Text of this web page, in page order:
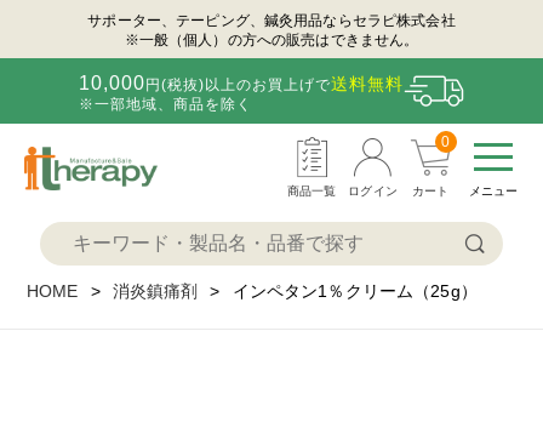
サポーター、テーピング、鍼灸用品ならセラピ株式会社
※一般（個人）の方への販売はできません。
10,000 円(税抜)以上のお買上げで送料無料
※一部地域、商品を除く
商品一覧 ログイン
0
カート メニュー
HOME 消炎鎮痛剤 インペタン1％クリーム（25g）